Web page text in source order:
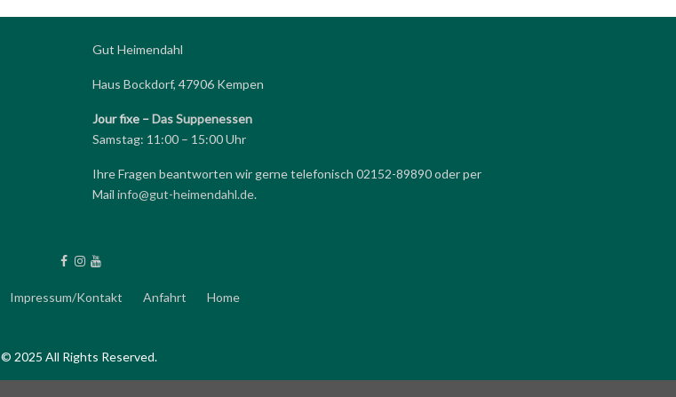
Gut Heimendahl
Haus Bockdorf, 47906 Kempen
Jour fixe –Das Suppenessen
Samstag: 11:00 – 15:00 Uhr
Ihre Fragen beantworten wir gerne telefonisch 02152-89890 oder per
Mail info@gut-heimendahl.de.
Impressum/Kontakt Anfahrt Home
© 2025 All Rights Reserved.